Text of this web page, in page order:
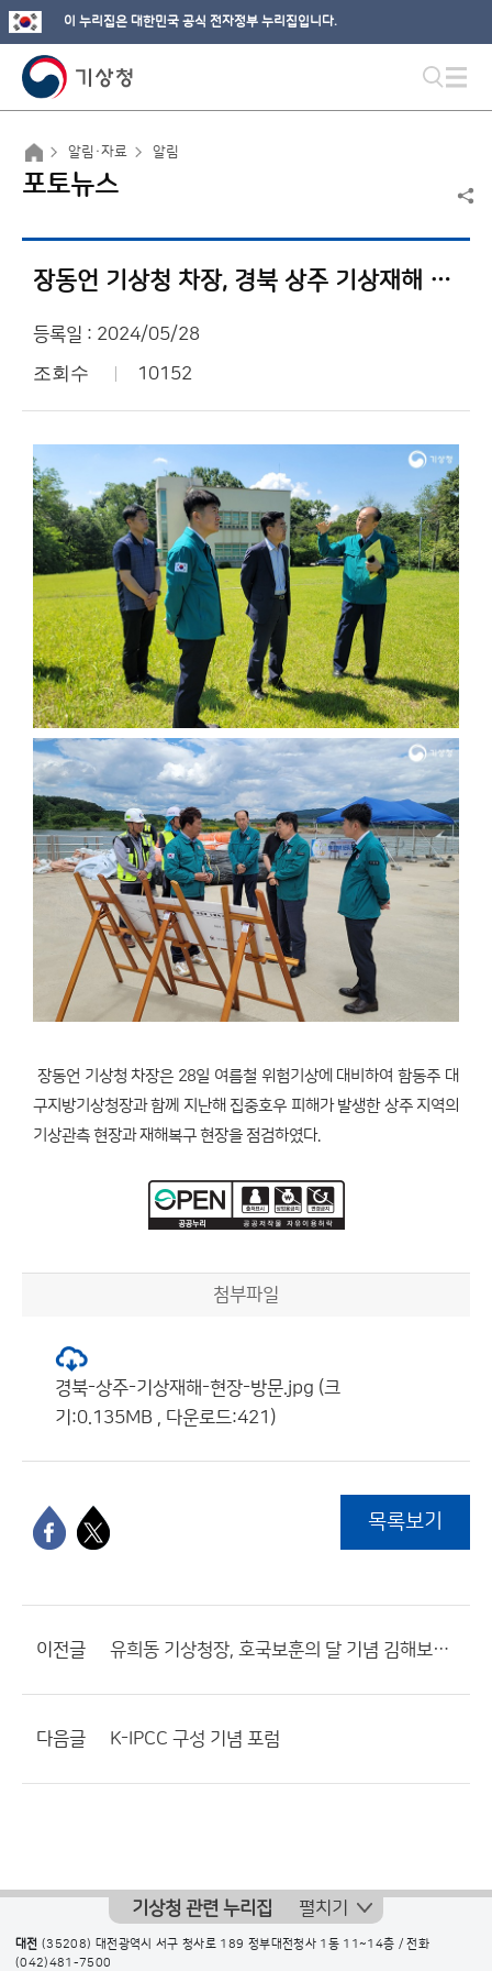
이 누리집은 대한민국 공식 전자정부 누리집입니다.
알림·자료 알림
포토뉴스
장동언 기상청 차장, 경북 상주 기상재해 현장 방문
등록일 : 2024/05/28
조회수 10152
장동언 기상청 차장은 28일 여름철 위험기상에 대비하여 함동주 대
구지방기상청장과 함께 지난해 집중호우 피해가 발생한 상주 지역의
기상관측 현장과 재해복구 현장을 점검하였다.
첨부파일
경북-상주-기상재해-현장-방문.jpg (크
기:0.135MB , 다운로드:421)
목록보기
이전글 유희동 기상청장, 호국보훈의 달 기념 김해보훈요양원 위문
다음글 K-IPCC 구성 기념 포럼
기상청 관련 누리집 펼치기
대전 (35208) 대전광역시 서구 청사로 189 정부대전청사 1동 11~14층 / 전화
(042)481-7500